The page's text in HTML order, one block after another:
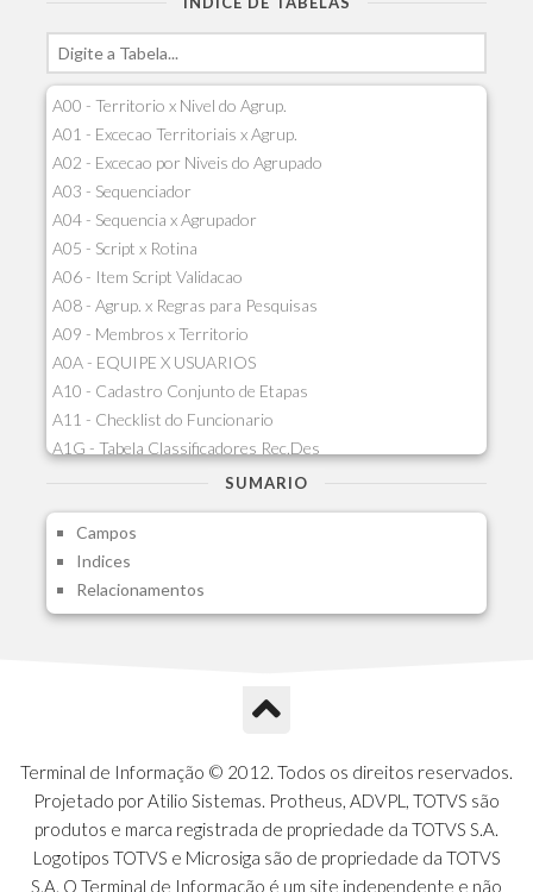
A00 - Territorio x Nivel do Agrup.
A01 - Excecao Territoriais x Agrup.
A02 - Excecao por Niveis do Agrupado
A03 - Sequenciador
A04 - Sequencia x Agrupador
A05 - Script x Rotina
A06 - Item Script Validacao
A08 - Agrup. x Regras para Pesquisas
A09 - Membros x Territorio
A0A - EQUIPE X USUARIOS
A10 - Cadastro Conjunto de Etapas
A11 - Checklist do Funcionario
A1G - Tabela Classificadores Rec.Des
A1H - Itens Tabela Classif.Rec.Desp.
A1J - Itens Aglutinadores Visao
A1N - Tipos de Card
A1O - Cards Dashboard
A1P - Tipos de Charts
A1S - Notificacoes do Vendedor
A1U - Intermediadores
A1V - Schemas - Gestao de Vendas
A1W - Campos do Schema
A1X - CFDI Complemento Carta Porte
A1Y - Carta Porte - Localizacoes
SUMARIO
Campos
Indices
Relacionamentos
Terminal de Informação © 2012. Todos os direitos reservados.
Projetado por Atilio Sistemas. Protheus, ADVPL, TOTVS são
produtos e marca registrada de propriedade da TOTVS S.A.
Logotipos TOTVS e Microsiga são de propriedade da TOTVS
S.A. O Terminal de Informação é um site independente e não